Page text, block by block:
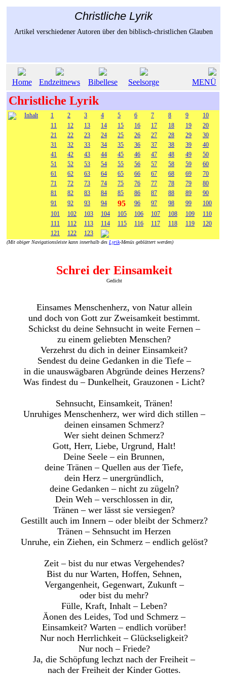
Christliche Lyrik
Artikel verschiedener Autoren über den biblisch-christlichen Glauben
Home Endzeitnews Bibellese Seelsorge MENÜ
Christliche Lyrik
Inhalt 1 2 3 4 5 6 7 8 9
10
11
12 13 14 15 16 17 18 19
20
21
22 23 24 25 26 27 28 29
30
31
32 33 34 35 36 37 38 39
40
41
42 43 44 45 46 47 48 49
50
51
52 53 54 55 56 57 58 59
60
61
62 63 64 65 66 67 68 69
70
71
72 73 74 75 76 77 78 79
80
81
82 83 84 85 86 87 88 89
90
91
92 93 94 95 96 97 98 99
100
101
102 103 104 105 106 107 108 109
110
111
112 113 114 115 116 117 118 119
120
121
122 123
(Mit obiger Navigationsleiste kann innerhalb des Lyrik-Menüs geblättert werden)
Schrei der Einsamkeit
Gedicht
Einsames Menschenherz, von Natur allein
und doch von Gott zur Zweisamkeit bestimmt.
Schickst du deine Sehnsucht in weite Fernen –
zu einem geliebten Menschen?
Verzehrst du dich in deiner Einsamkeit?
Sendest du deine Gedanken in die Tiefe –
in die unauswägbaren Abgründe deines Herzens?
Was findest du – Dunkelheit, Grauzonen - Licht?
Sehnsucht, Einsamkeit, Tränen!
Unruhiges Menschenherz, wer wird dich stillen –
deinen einsamen Schmerz?
Wer sieht deinen Schmerz?
Gott, Herr, Liebe, Urgrund, Halt!
Deine Seele – ein Brunnen,
deine Tränen – Quellen aus der Tiefe,
dein Herz – unergründlich,
deine Gedanken – nicht zu zügeln?
Dein Weh – verschlossen in dir,
Tränen – wer lässt sie versiegen?
Gestillt auch im Innern – oder bleibt der Schmerz?
Tränen – Sehnsucht im Herzen
Unruhe, ein Ziehen, ein Schmerz – endlich gelöst?
Zeit – bist du nur etwas Vergehendes?
Bist du nur Warten, Hoffen, Sehnen,
Vergangenheit, Gegenwart, Zukunft –
oder bist du mehr?
Fülle, Kraft, Inhalt – Leben?
Äonen des Leides, Tod und Schmerz –
Einsamkeit? Warten – endlich vorüber!
Nur noch Herrlichkeit – Glückseligkeit?
Nur noch – Friede?
Ja, die Schöpfung lechzt nach der Freiheit –
nach der Freiheit der Kinder Gottes.